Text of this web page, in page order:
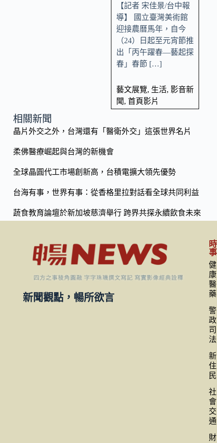
【記者 宋佳景/台中報
導】 國立臺灣美術館
迎接農曆馬年，自今
（24）日起至元宵節推
出「丙午躍春—藝起探
春」春節 […]
藝文展覽, 生活, 影音新
聞, 首頁影片
相關新聞
晶片外交之外，台灣還有「醫衛外交」這張世界名片
柔佛醫療崛起與台灣的新機會
全球晶圓代工市場創新高，台積電擴大領先優勢
台海有事，世界有事：從香格里拉對話看全球共同利益
蔬食教育論壇於新加坡慈濟舉行 跨界共探永續飲食未來
新聞觀點，暢所欲言
時
事
健
康
醫
藥
警
政
司
法
新
住
民
社
會
交
通
財